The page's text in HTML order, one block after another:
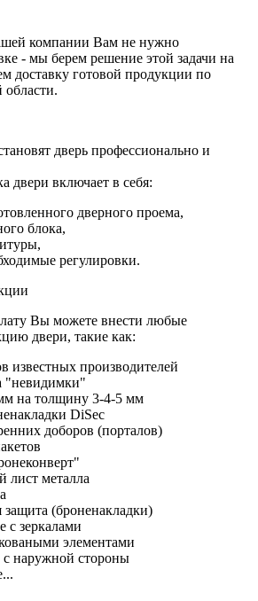
компании Вам не нужно
- мы берем решение этой задачи на
доставку готовой продукции по
дверь профессионально и
двери включает в себя:
дверного проема,
блока,
регулировки.
Вы можете внести любые
двери, такие как:
известных производителей
"невидимки"
на толщину 3-4-5 мм
DiSec
доборов (порталов)
лист металла
защита (броненакладки)
с зеркалами
элементами
наружной стороны